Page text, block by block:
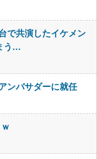
で共演したイケメン
う…
ンバサダーに就任